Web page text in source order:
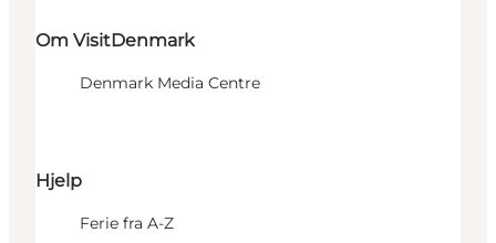
Om VisitDenmark
Denmark Media Centre
Hjelp
Ferie fra A-Z